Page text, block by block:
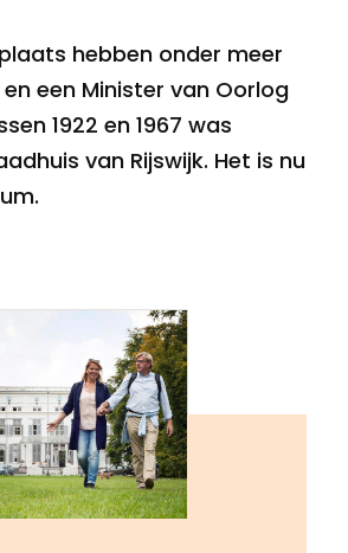
hebben onder meer
een Minister van Oorlog
1922 en 1967 was
van Rijswijk. Het is nu